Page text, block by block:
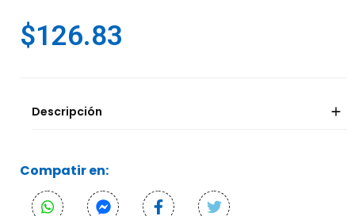
$126.83
Descripción
Compatir en: